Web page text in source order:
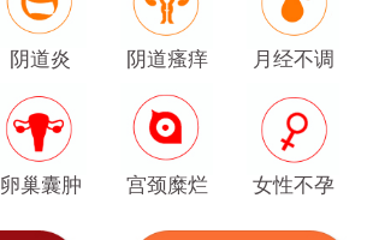
阴道炎 阴道瘙痒 月经不调
卵巢囊肿 宫颈糜烂 女性不孕